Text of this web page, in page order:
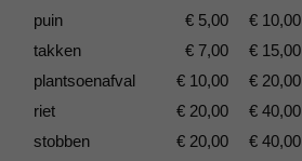
puin
€ 5,00 € 10,00
takken
€ 7,00 € 15,00
plantsoenafval
€ 10,00 € 20,00
riet
€ 20,00 € 40,00
stobben
€ 20,00 € 40,00